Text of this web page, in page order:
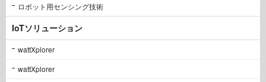
ロボット用センシング技術
IoTソリューション
wattXplorer
wattXplorer